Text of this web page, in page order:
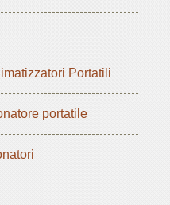
Portatili
portatile